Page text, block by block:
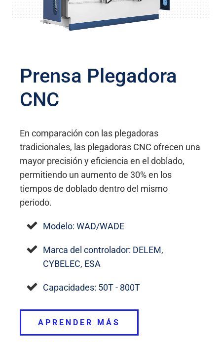
Prensa Plegadora
CNC
En comparación con las plegadoras
tradicionales, las plegadoras CNC ofrecen una
mayor precisión y eficiencia en el doblado,
permitiendo un aumento de 30% en los
tiempos de doblado dentro del mismo
periodo.
Modelo: WAD/WADE
Marca del controlador: DELEM,
CYBELEC, ESA
Capacidades: 50T - 800T
APRENDER MÁS